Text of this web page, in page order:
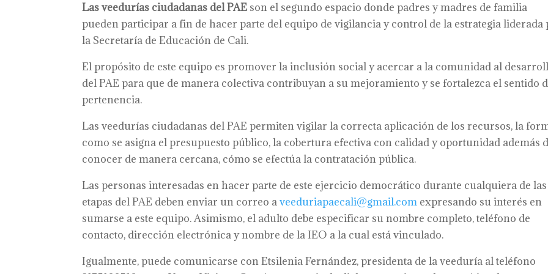
Las veedurías ciudadanas del PAE son el segundo espacio donde padres y madres de familia
pueden participar a fin de hacer parte del equipo de vigilancia y control de la estrategia liderada
la Secretaría de Educación de Cali.
El propósito de este equipo es promover la inclusión social y acercar a la comunidad al
del PAE para que de manera colectiva contribuyan a su mejoramiento y se fortalezca el sentido
pertenencia.
Las veedurías ciudadanas del PAE permiten vigilar la correcta aplicación de los recursos, la
como se asigna el presupuesto público, la cobertura efectiva con calidad y oportunidad además
conocer de manera cercana, cómo se efectúa la contratación pública.
Las personas interesadas en hacer parte de este ejercicio democrático durante cualquiera de las
etapas del PAE deben enviar un correo aveeduriapaecali@gmail.com expresando su interés en
sumarse a este equipo. Asimismo, el adulto debe especificar su nombre completo, teléfono de
contacto, dirección electrónica y nombre de la IEO a la cual está vinculado.
Igualmente, puede comunicarse con Etsilenia Fernández, presidenta de la veeduría al teléfono